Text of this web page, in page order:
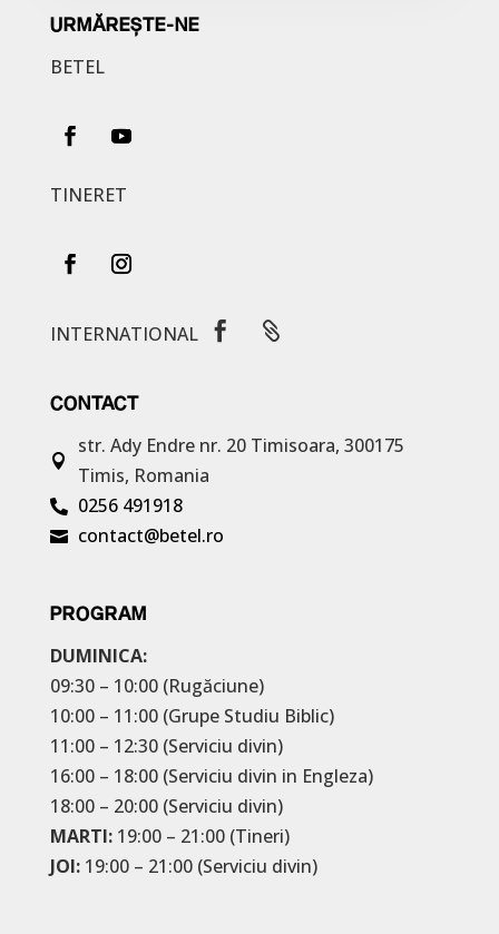
URMĂREȘTE-NE
BETEL
TINERET
INTERNATIONAL  
CONTACT

str. Ady Endre nr. 20 Timisoara, 300175
Timis, Romania
 0256 491918
 contact@betel.ro
PROGRAM
DUMINICA:
09:30 – 10:00 (Rugăciune)
10:00 – 11:00 (Grupe Studiu Biblic)
11:00 – 12:30 (Serviciu divin)
16:00 – 18:00 (Serviciu divin in Engleza)
18:00 – 20:00 (Serviciu divin)
MARTI: 19:00 – 21:00 (Tineri)
JOI: 19:00 – 21:00 (Serviciu divin)